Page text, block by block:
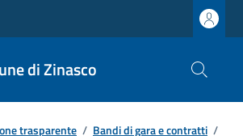
di Zinasco
trasparente / Bandi di gara e contratti /